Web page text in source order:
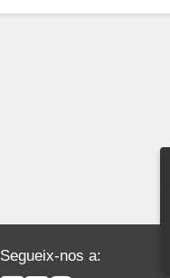
Segueix-nos a: